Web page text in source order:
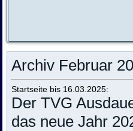
Archiv Februar
Startseite bis 16.03.2025:
Der TVG
das neue Jahr